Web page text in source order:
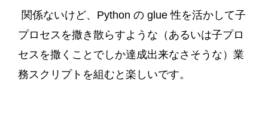
関係ないけど、Python の glue 性を活かして子
プロセスを撒き散らすような（あるいは子プロ
セスを撒くことでしか達成出来なさそうな）業
務スクリプトを組むと楽しいです。